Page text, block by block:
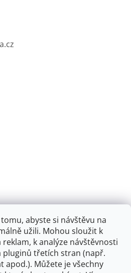
abyste si návštěvu na
užili. Mohou sloužit k
k analýze návštěvnosti
pluginů třetích stran (např.
apod.). Můžete je všechny
koupelna